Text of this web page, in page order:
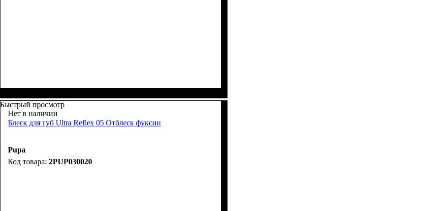
Быстрый просмотр
Нет в наличии
Блеск для губ Ultra Reflex 05 Отблеск фуксии
Pupa
2PUP030020